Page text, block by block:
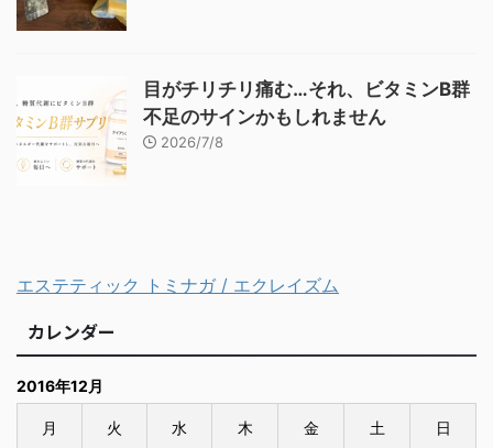
目がチリチリ痛む…それ、ビタミンB群
不足のサインかもしれません
2026/7/8
エステティック トミナガ / エクレイズム
カレンダー
2016年12月
月 火 水 木 金 土 日